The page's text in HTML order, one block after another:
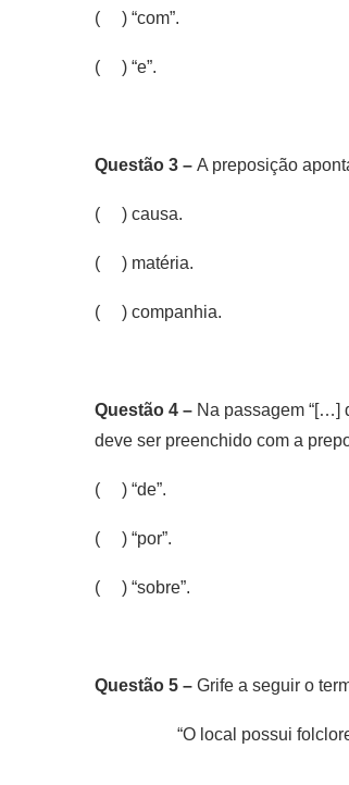
( ) “com”.
( ) “e”.
Questão 3 – A preposição
( ) causa.
( ) matéria.
( ) companhia.
Questão 4 – Na passagem “[…]
deve ser preenchido com a
( ) “de”.
( ) “por”.
( ) “sobre”.
Questão 5 – Grife a seguir o
“O local possui